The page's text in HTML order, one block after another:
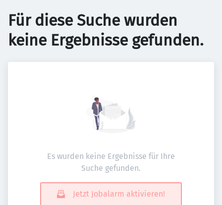
Für diese Suche wurden
keine Ergebnisse gefunden.
Es wurden keine Ergebnisse für Ihre
Suche gefunden.
Jetzt Jobalarm aktivieren!